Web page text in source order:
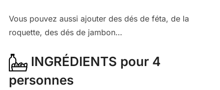
Vous pouvez aussi ajouter des dés de féta, de la
roquette, des dés de jambon…
INGRÉDIENTS pour 4
personnes